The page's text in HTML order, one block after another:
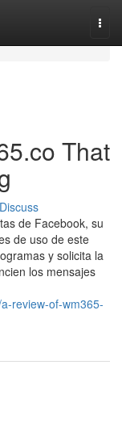
That
Discuss
de Facebook, su
de uso de este
y solicita la
los mensajes
review-of-wm365-